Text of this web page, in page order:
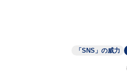
「SNS」の威力